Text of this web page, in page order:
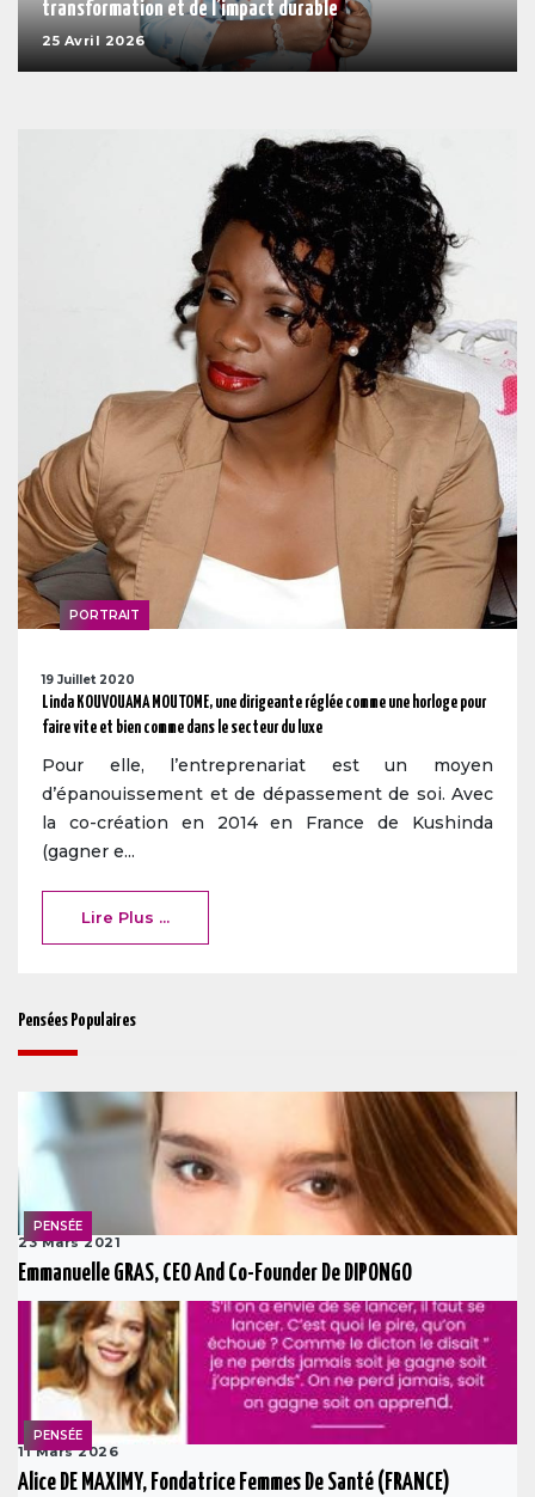
transformation et de l’impact durable
25 Avril 2026
PORTRAIT
19 Juillet 2020
Linda KOUVOUAMA MOUTOME, une dirigeante réglée comme une horloge pour
faire vite et bien comme dans le secteur du luxe
Pour elle, l’entreprenariat est un moyen
d’épanouissement et de dépassement de soi. Avec
la co-création en 2014 en France de Kushinda
(gagner e...
Lire Plus ...
Pensées Populaires
PENSÉE
23 Mars 2021
Emmanuelle GRAS, CEO And Co-Founder De DIPONGO
PENSÉE
11 Mars 2026
Alice DE MAXIMY, Fondatrice Femmes De Santé (FRANCE)